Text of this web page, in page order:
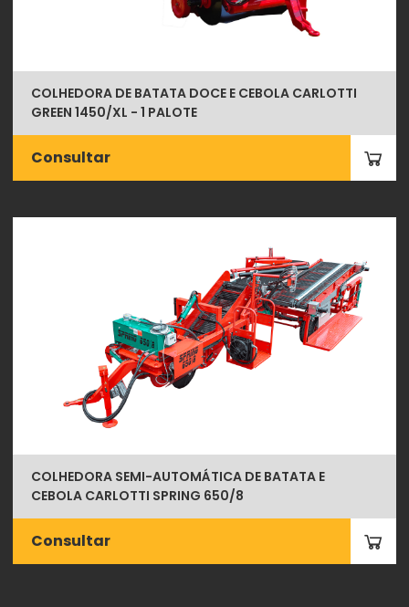
COLHEDORA DE BATATA DOCE E CEBOLA CARLOTTI
GREEN 1450/XL - 1 PALOTE
Consultar
COLHEDORA SEMI-AUTOMÁTICA DE BATATA E
CEBOLA CARLOTTI SPRING 650/8
Consultar